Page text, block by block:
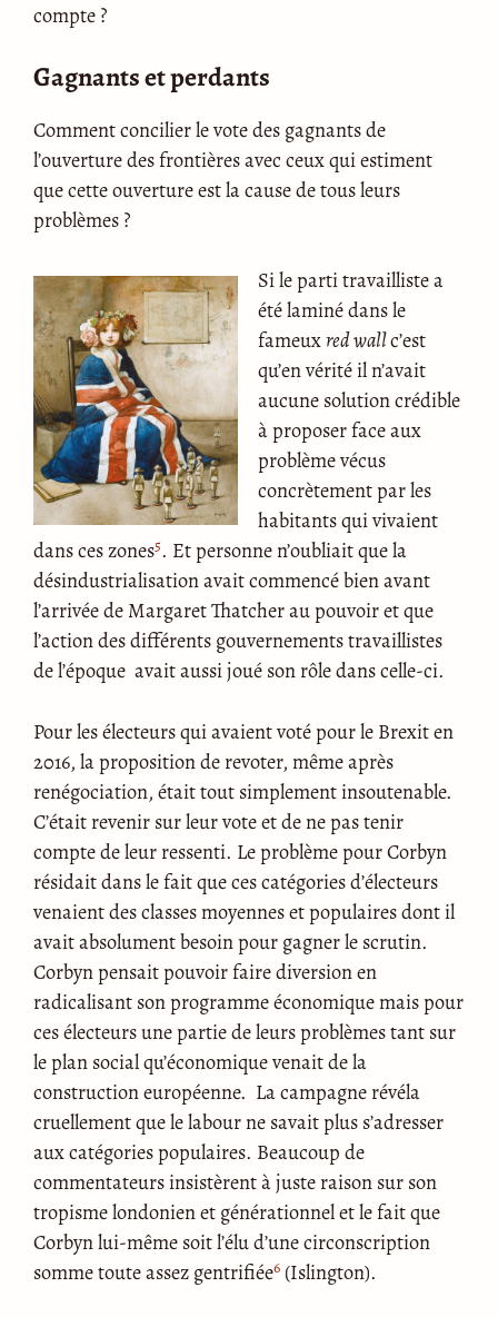
compte ?
Gagnants et perdants
Comment concilier le vote des gagnants de
l’ouverture des frontières avec ceux qui estiment
que cette ouverture est la cause de tous leurs
problèmes ?
Si le parti travailliste a
été laminé dans le
fameuxred wallc’est
qu’en vérité il n’avait
aucune solution crédible
à proposer face aux
problème vécus
concrètement par les
habitants qui vivaient
dans ces zones5. Et personne n’oubliait que la
désindustrialisation avait commencé bien avant
l’arrivée de Margaret Thatcher au pouvoir et que
l’action des différents gouvernements travaillistes
de l’époque avait aussi joué son rôle dans celle-ci.
Pour les électeurs qui avaient voté pour le Brexit en
2016, la proposition de revoter, même après
renégociation, était tout simplement insoutenable.
C’était revenir sur leur vote et de ne pas tenir
compte de leur ressenti. Le problème pour Corbyn
résidait dans le fait que ces catégories d’électeurs
venaient des classes moyennes et populaires dont il
avait absolument besoin pour gagner le scrutin.
Corbyn pensait pouvoir faire diversion en
radicalisant son programme économique mais pour
ces électeurs une partie de leurs problèmes tant sur
le plan social qu’économique venait de la
construction européenne. La campagne révéla
cruellement que le labour ne savait plus s’adresser
aux catégories populaires. Beaucoup de
commentateurs insistèrent à juste raison sur son
tropisme londonien et générationnel et le fait que
Corbyn lui-même soit l’élu d’une circonscription
somme toute assez gentrifiée6 (Islington).